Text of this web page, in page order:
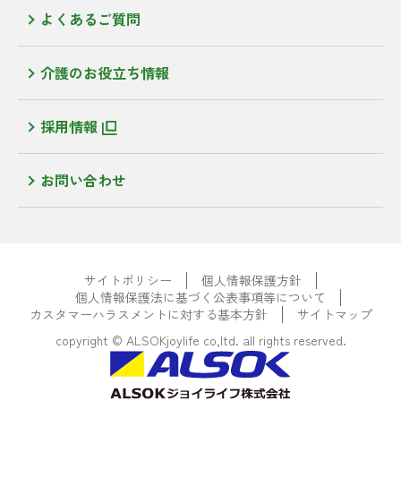
よくあるご質問
介護のお役立ち情報
採用情報
お問い合わせ
サイトポリシー
個人情報保護方針
個人情報保護法に基づく公表事項等について
カスタマーハラスメントに対する基本方針
サイトマップ
copyright © ALSOKjoylife co,ltd. all rights reserved.